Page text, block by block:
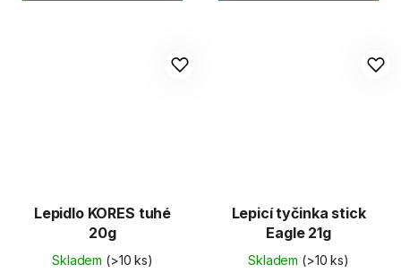
Lepidlo KORES tuhé
20g
Skladem (>10 ks)
Lepicí tyčinka stick
Eagle 21g
Skladem (>10 ks)